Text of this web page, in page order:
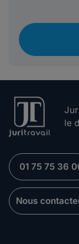
le
01 75 75 36
Nous